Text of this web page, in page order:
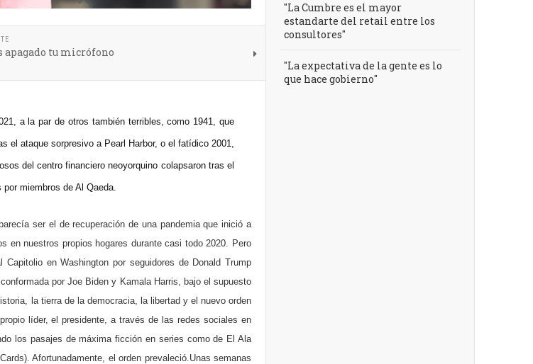
apagado tu micrófono
a la par de otros también terribles, como 1941, que
el ataque sorpresivo a Pearl Harbor, o el fatídico 2001,
del centro financiero neoyorquino colapsaron tras el
miembros de Al Qaeda.
ser el de recuperación de una pandemia que inició a
en nuestros propios hogares durante casi todo 2020. Pero
en Washington por seguidores de Donald Trump
por Joe Biden y Kamala Harris, bajo el supuesto
la tierra de la democracia, la libertad y el nuevo orden
líder, el presidente, a través de las redes sociales en
los pasajes de máxima ficción en series como de El Ala
Afortunadamente, el orden prevaleció.Unas semanas
"La Cumbre es el mayor
estandarte del retail entre los
consultores"
"La expectativa de la gente es lo
que hace gobierno"